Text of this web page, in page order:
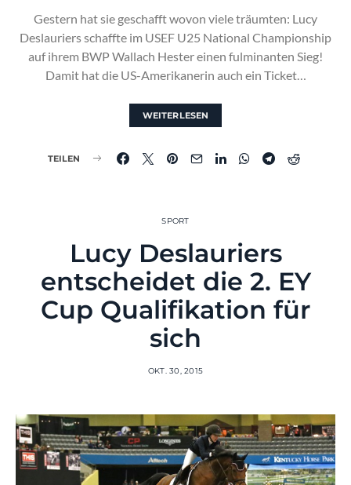
Gestern hat sie geschafft wovon viele träumten: Lucy
Deslauriers schaffte im USEF U25 National Championship
auf ihrem BWP Wallach Hester einen fulminanten Sieg!
Damit hat die US-Amerikanerin auch ein Ticket…
WEITERLESEN
TEILEN
SPORT
Lucy Deslauriers
entscheidet die 2. EY
Cup Qualifikation für
sich
OKT. 30, 2015